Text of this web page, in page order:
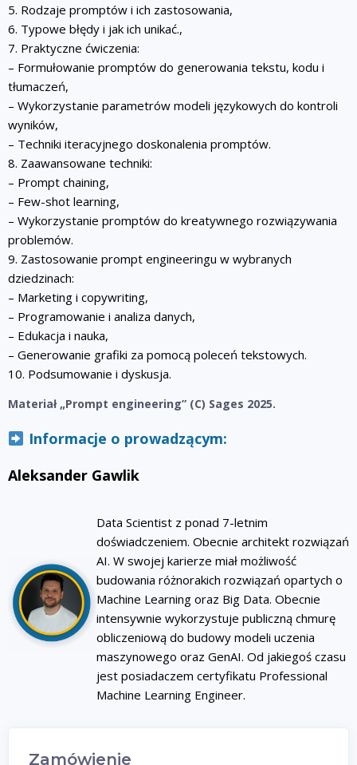
5. Rodzaje promptów i ich zastosowania,
6. Typowe błędy i jak ich unikać.,
7. Praktyczne ćwiczenia:
– Formułowanie promptów do generowania tekstu, kodu i
tłumaczeń,
– Wykorzystanie parametrów modeli językowych do kontroli
wyników,
– Techniki iteracyjnego doskonalenia promptów.
8. Zaawansowane techniki:
– Prompt chaining,
– Few-shot learning,
– Wykorzystanie promptów do kreatywnego rozwiązywania
problemów.
9. Zastosowanie prompt engineeringu w wybranych
dziedzinach:
– Marketing i copywriting,
– Programowanie i analiza danych,
– Edukacja i nauka,
– Generowanie grafiki za pomocą poleceń tekstowych.
10. Podsumowanie i dyskusja.
Materiał „Prompt engineering” (C) Sages 2025.
Informacje o prowadzącym:
Aleksander Gawlik
Data Scientist z ponad 7-letnim
doświadczeniem. Obecnie architekt rozwiązań
AI. W swojej karierze miał możliwość
budowania różnorakich rozwiązań opartych o
Machine Learning oraz Big Data. Obecnie
intensywnie wykorzystuje publiczną chmurę
obliczeniową do budowy modeli uczenia
maszynowego oraz GenAI. Od jakiegoś czasu
jest posiadaczem certyfikatu Professional
Machine Learning Engineer.
Zamówienie